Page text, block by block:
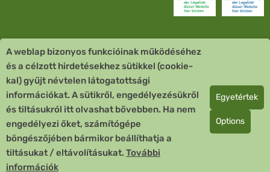
Vevőszolgálat
Quick Links
Fizetési mód
Copyright © 2026 Team Santé Salvator Apotheke
Remedia Homöopathie GmbH GMP zertifizierter Arzneihersteller
A weblap bizonyos funkcióinak működéséhez
és a célzott hirdetésekhez sütikkel (cookie-
kal) gyűjt névtelen látogatottsági
információkat. A sütikről, engedélyezésükről
és tiltásukról itt olvashat bővebben. Ha nem
engedélyezi őket, számítógépe
böngészőjében bármikor beállíthatja a
tiltásukat / eltávolításukat. További
információk
Egyetértek
Options